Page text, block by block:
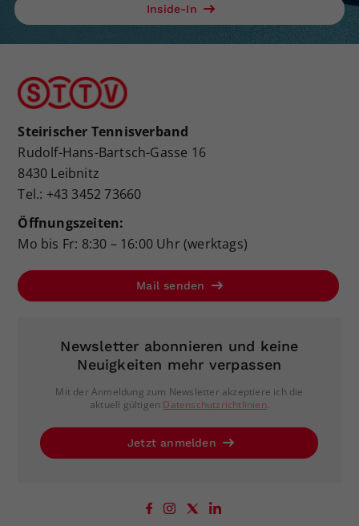
Inside-In
Steirischer Tennisverband
Rudolf-Hans-Bartsch-Gasse 16
8430 Leibnitz
Tel.: +43 3452 73660
Öffnungszeiten:
Mo bis Fr: 8:30 – 16:00 Uhr (werktags)
Mail senden
Newsletter abonnieren und keine
Neuigkeiten mehr verpassen
Mit der Anmeldung zum Newsletter akzeptiere ich die
aktuell gültigen Datenschutzrichtlinien.
Jetzt anmelden